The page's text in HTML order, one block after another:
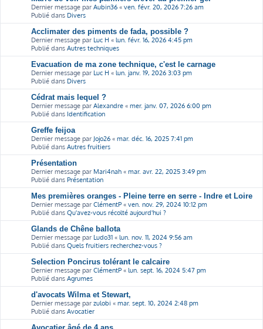
Dernier message par Aubin36 « ven. févr. 20, 2026 7:26 am
Publié dans Divers
Acclimater des piments de fada, possible ?
Dernier message par Luc H « lun. févr. 16, 2026 4:45 pm
Publié dans Autres techniques
Evacuation de ma zone technique, c'est le carnage
Dernier message par Luc H « lun. janv. 19, 2026 3:03 pm
Publié dans Divers
Cédrat mais lequel ?
Dernier message par Alexandre « mer. janv. 07, 2026 6:00 pm
Publié dans Identification
Greffe feijoa
Dernier message par Jojo26 « mar. déc. 16, 2025 7:41 pm
Publié dans Autres fruitiers
Présentation
Dernier message par Mari4nah « mar. avr. 22, 2025 3:49 pm
Publié dans Présentation
Mes premières oranges - Pleine terre en serre - Indre et Loire
Dernier message par ClémentP « ven. nov. 29, 2024 10:12 pm
Publié dans Qu'avez-vous récolté aujourd'hui ?
Glands de Chêne ballota
Dernier message par Ludo31 « lun. nov. 11, 2024 9:56 am
Publié dans Quels fruitiers recherchez-vous ?
Selection Poncirus tolérant le calcaire
Dernier message par ClémentP « lun. sept. 16, 2024 5:47 pm
Publié dans Agrumes
d'avocats Wilma et Stewart,
Dernier message par zulobi « mar. sept. 10, 2024 2:48 pm
Publié dans Avocatier
Avocatier âgé de 4 ans